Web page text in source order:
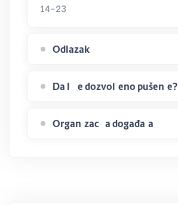
14-23
Odlazak
Da li je dozvoljeno pušenje?
Organizacija događaja